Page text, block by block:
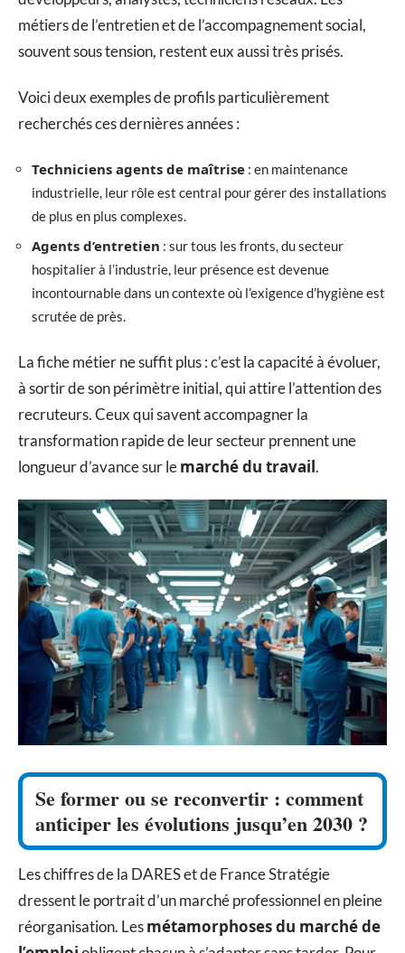
métiers de l’entretien et de l’accompagnement social,
souvent sous tension, restent eux aussi très prisés.
Voici deux exemples de profils particulièrement
recherchés ces dernières années :
Techniciens agents de maîtrise : en maintenance
industrielle, leur rôle est central pour gérer des installations
de plus en plus complexes.
Agents d’entretien : sur tous les fronts, du secteur
hospitalier à l’industrie, leur présence est devenue
incontournable dans un contexte où l’exigence d’hygiène est
scrutée de près.
La fiche métier ne suffit plus : c’est la capacité à évoluer,
à sortir de son périmètre initial, qui attire l’attention des
recruteurs. Ceux qui savent accompagner la
transformation rapide de leur secteur prennent une
longueur d’avance sur lemarché du travail.
Se former ou se reconvertir : comment
anticiper les évolutions jusqu’en 2030 ?
Les chiffres de la DARES et de France Stratégie
dressent le portrait d’un marché professionnel en pleine
réorganisation. Lesmétamorphoses du marché de